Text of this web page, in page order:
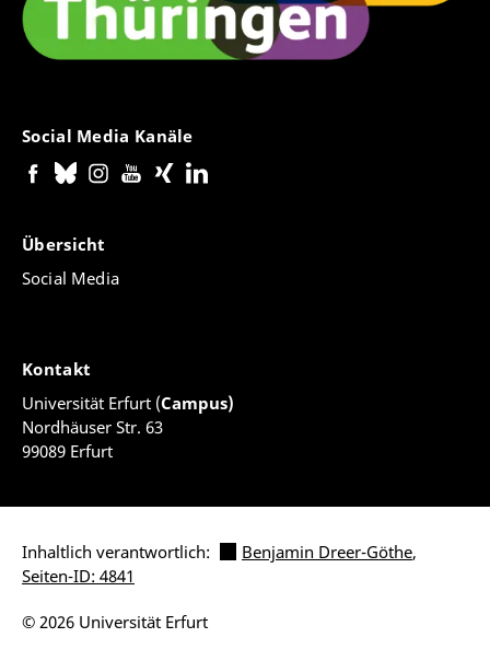
Social Media Kanäle
Übersicht
Social Media
Kontakt
Universität Erfurt (Campus)
Nordhäuser Str. 63
99089 Erfurt
Inhaltlich verantwortlich: Benjamin Dreer-Göthe,
Seiten-ID: 4841
© 2026 Universität Erfurt